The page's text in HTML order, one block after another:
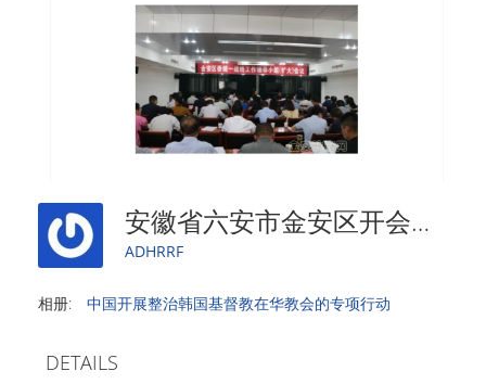
安徽省六安市金安区开会部署查处韩国基督教渗透专项行动
ADHRRF
相册: 中国开展整治韩国基督教在华教会的专项行动
DETAILS